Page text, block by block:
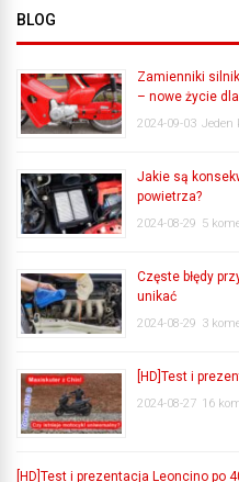
BLOG
Zamienniki
– nowe życie
2024-09-03 Jeden
Jakie są
powietrza?
2024-08-29 5
Częste błędy
unikać
2024-08-29 3
[HD]Test i
2024-08-27 16
[HD]Test i prezentacja Leoncino po